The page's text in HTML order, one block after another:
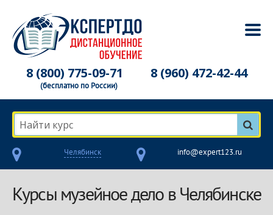
8 (800) 775-09-71
(бесплатно по России)
8 (960) 472-42-44
Найти курс
Челябинск info@expert123.ru
Курсы музейное дело в Челябинске